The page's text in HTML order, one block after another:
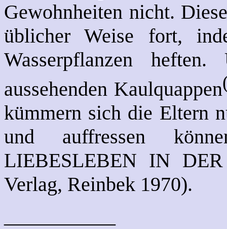
Gewohnheiten nicht.
üblicher Weise fort,
Wasserpflanzen
aussehenden Kaulquappen
kümmern sich die Eltern
und auffressen
LIEBESLEBEN IN
Verlag, Reinbek 1970).